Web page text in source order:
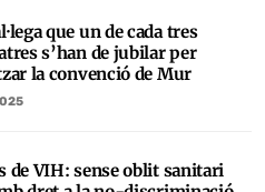
que un de cada tres
s’han de jubilar per
la convenció de Mur
de VIH: sense oblit sanitari